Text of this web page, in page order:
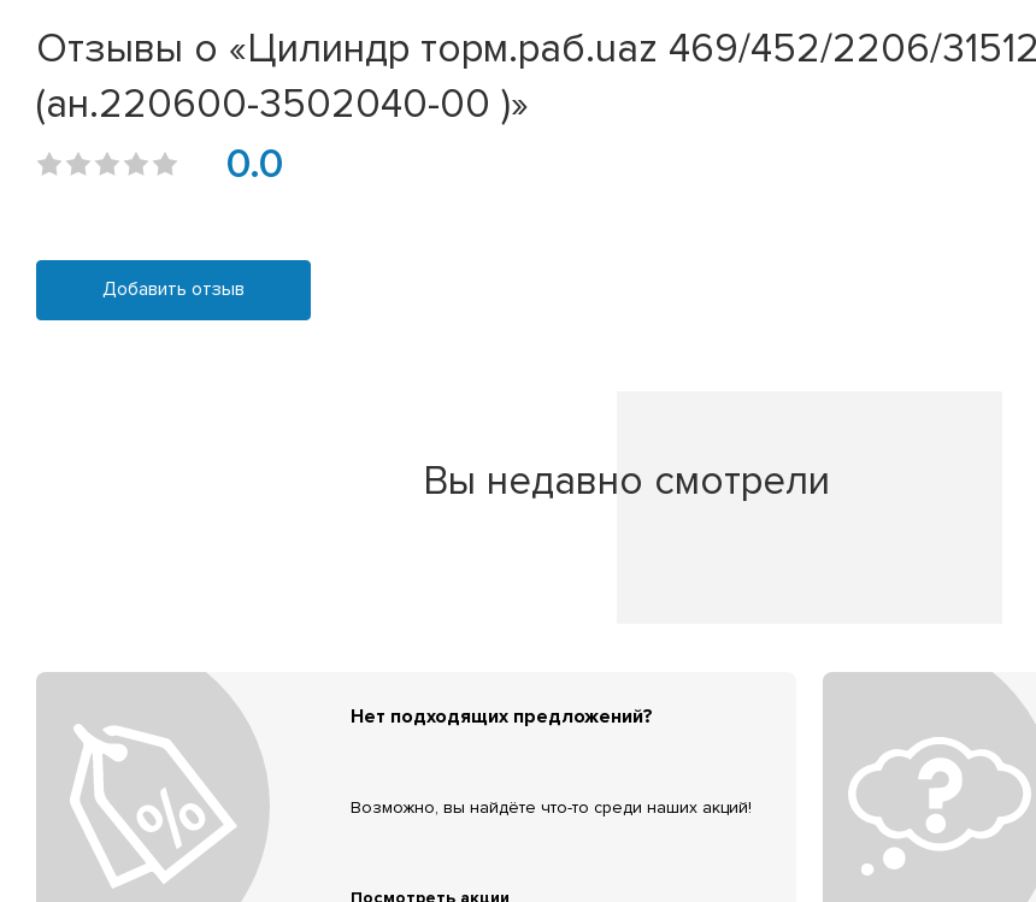
Отзывы о «Цилиндр торм.раб.uaz 469/452/2206/
(ан.220600-3502040-00 )»
0.0
Добавить отзыв
Вы недавно смотрели
Нет подходящих предложений?
Возможно, вы найдёте что-то среди наших акций!